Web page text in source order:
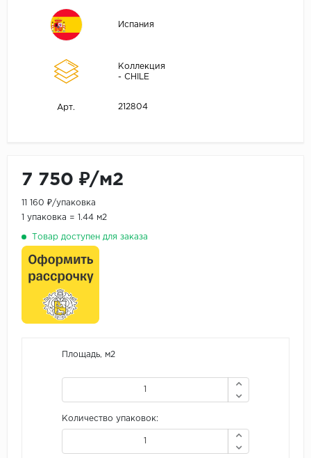
Испания
Коллекция
- CHILE
Арт. 212804
7 750 ₽/м2
11 160 ₽/упаковка
1 упаковка = 1.44 м2
Товар доступен для заказа
Площадь, м2
Количество упаковок: